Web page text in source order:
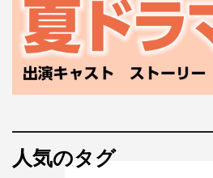
人気のタグ